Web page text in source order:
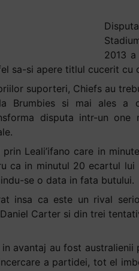
2013
sa-si apere titlul cucerit cu
suporteri, Chiefs au
Brumbies si mai ales a
disputa intr-un one
Leali’ifano care in
ca in minutul 20 ecartul lui
se o data in fata butului.
insa ca este un rival
Carter si din trei
avantaj au fost
a partidei, tot el